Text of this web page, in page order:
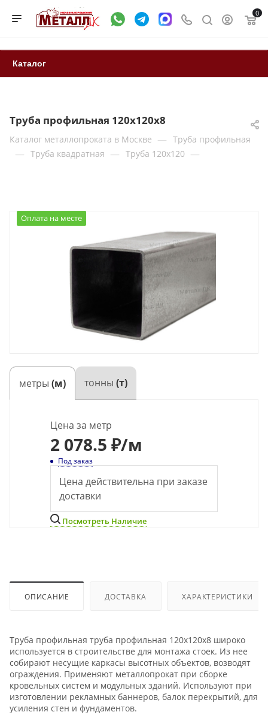
0
Каталог
Труба профильная 120х120х8
Каталог металлопроката в Москве — Труба профильная
— Труба квадратная — Труба 120x120 —
Оплата на месте
метры (м) тонны (т)
Цена за метр
2 078.5 ₽/м
Под заказ
Цена действительна при заказе
доставки
Посмотреть Наличие
ОПИСАНИЕ ДОСТАВКА ХАРАКТЕРИСТИКИ
Труба профильная труба профильная 120х120х8 широко
используется в строительстве для монтажа стоек. Из нее
собирают несущие каркасы высотных объектов, возводят
ограждения. Применяют металлопрокат при сборке
кровельных систем и модульных зданий. Используют при
изготовлении рекламных баннеров, балок перекрытий, для
усиления стен и фундаментов.